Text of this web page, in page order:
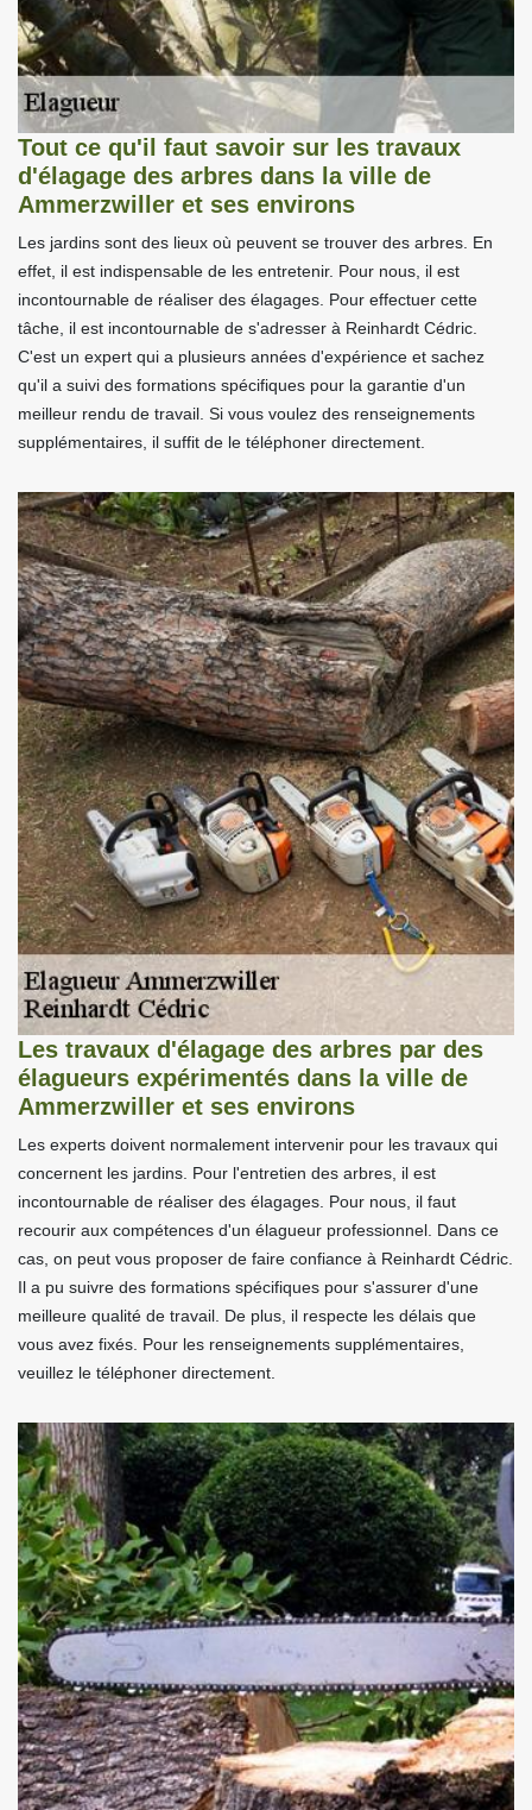
Tout ce qu'il faut savoir sur les travaux
d'élagage des arbres dans la ville de
Ammerzwiller et ses environs
Les jardins sont des lieux où peuvent se trouver des arbres. En
effet, il est indispensable de les entretenir. Pour nous, il est
incontournable de réaliser des élagages. Pour effectuer cette
tâche, il est incontournable de s'adresser à Reinhardt Cédric.
C'est un expert qui a plusieurs années d'expérience et sachez
qu'il a suivi des formations spécifiques pour la garantie d'un
meilleur rendu de travail. Si vous voulez des renseignements
supplémentaires, il suffit de le téléphoner directement.
Les travaux d'élagage des arbres par des
élagueurs expérimentés dans la ville de
Ammerzwiller et ses environs
Les experts doivent normalement intervenir pour les travaux qui
concernent les jardins. Pour l'entretien des arbres, il est
incontournable de réaliser des élagages. Pour nous, il faut
recourir aux compétences d'un élagueur professionnel. Dans ce
cas, on peut vous proposer de faire confiance à Reinhardt Cédric.
Il a pu suivre des formations spécifiques pour s'assurer d'une
meilleure qualité de travail. De plus, il respecte les délais que
vous avez fixés. Pour les renseignements supplémentaires,
veuillez le téléphoner directement.